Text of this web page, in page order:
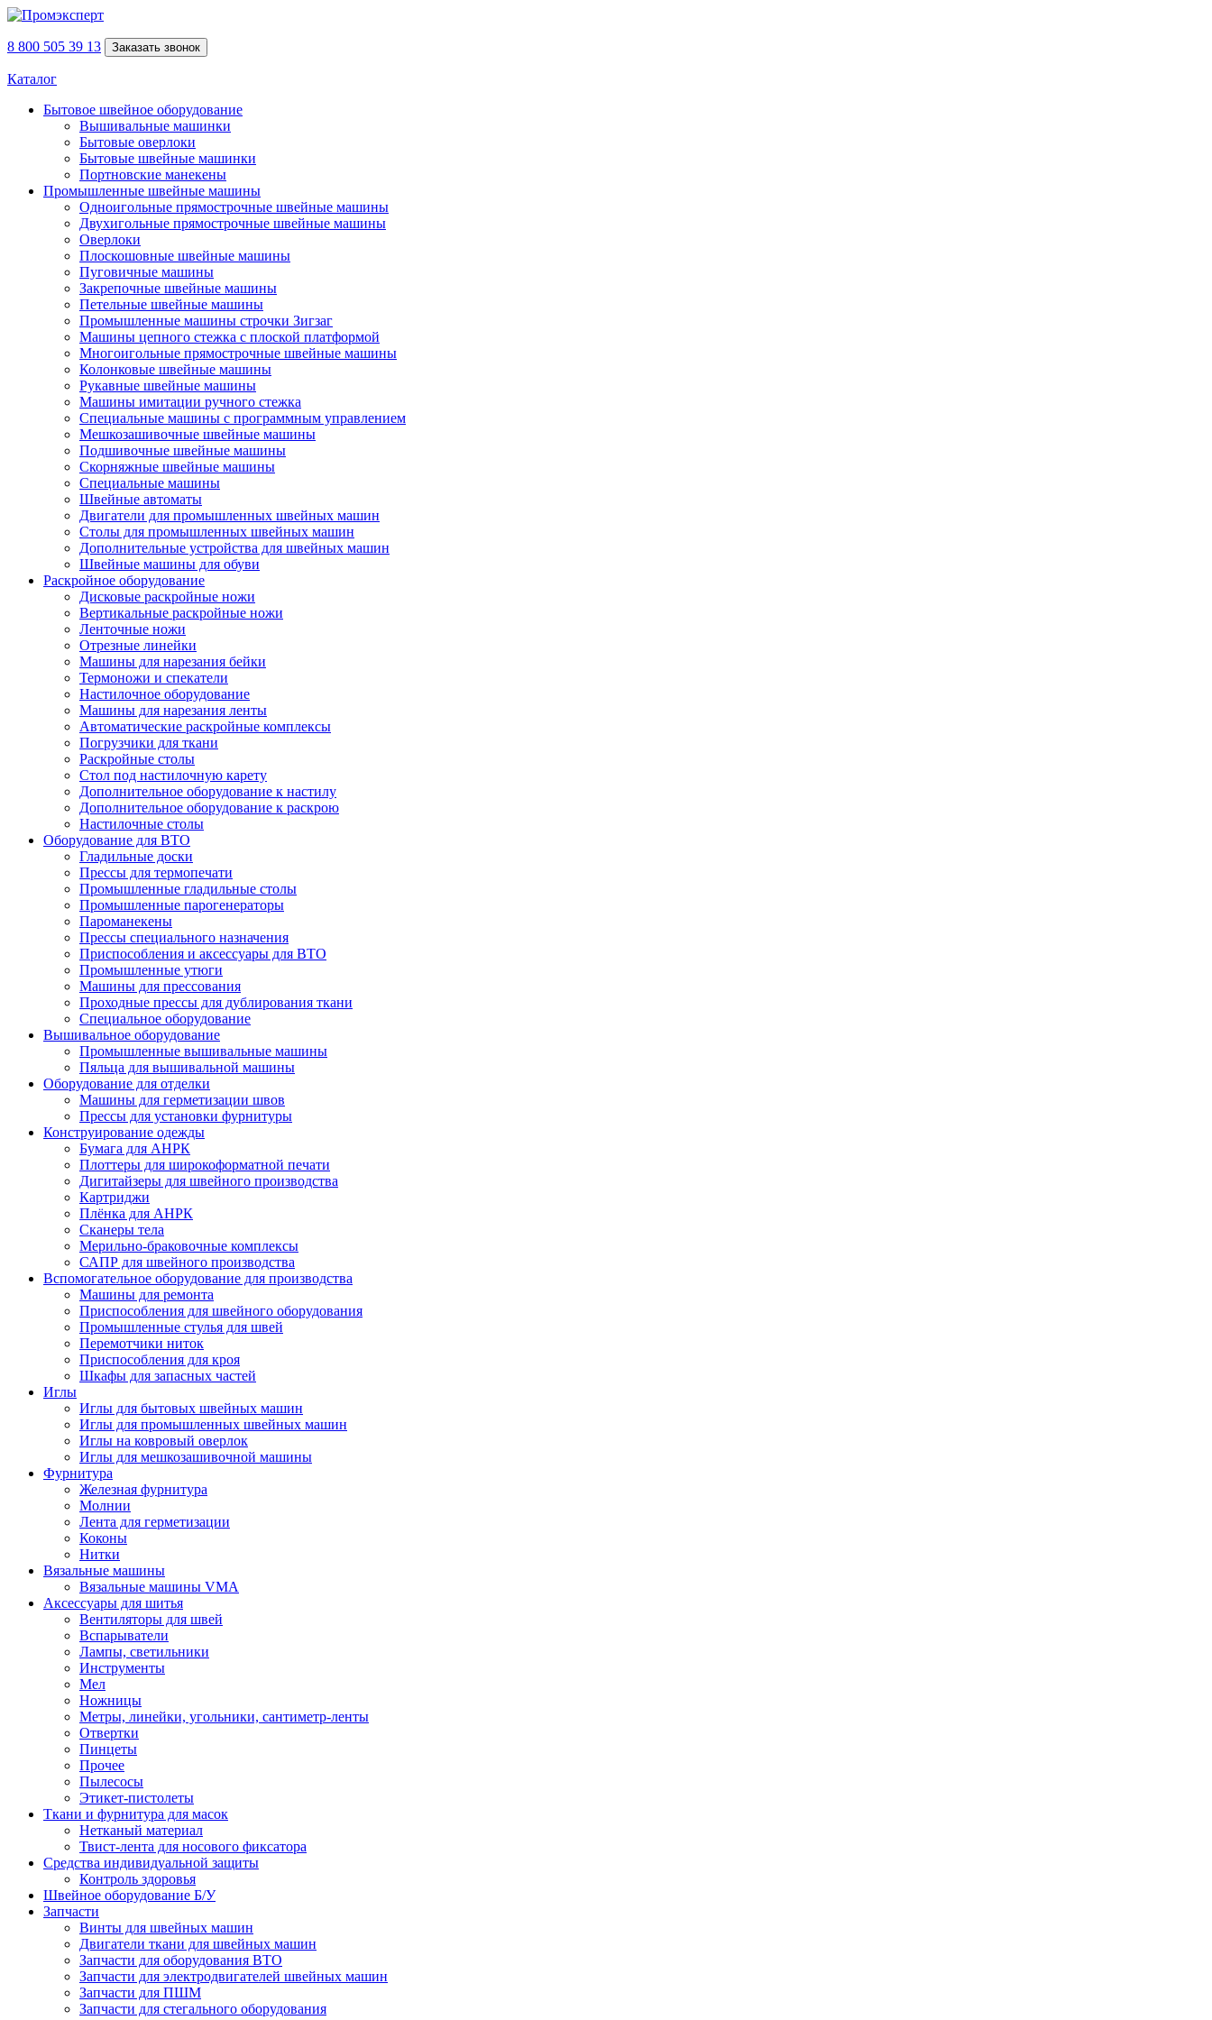
8 800 505 39 13 Заказать звонок
Каталог
Бытовое швейное оборудование
Вышивальные машинки
Бытовые оверлоки
Бытовые швейные машинки
Портновские манекены
Промышленные швейные машины
Одноигольные прямострочные швейные машины
Двухигольные прямострочные швейные машины
Оверлоки
Плоскошовные швейные машины
Пуговичные машины
Закрепочные швейные машины
Петельные швейные машины
Промышленные машины строчки Зигзаг
Машины цепного стежка с плоской платформой
Многоигольные прямострочные швейные машины
Колонковые швейные машины
Рукавные швейные машины
Машины имитации ручного стежка
Специальные машины с программным управлением
Мешкозашивочные швейные машины
Подшивочные швейные машины
Скорняжные швейные машины
Специальные машины
Швейные автоматы
Двигатели для промышленных швейных машин
Столы для промышленных швейных машин
Дополнительные устройства для швейных машин
Швейные машины для обуви
Раскройное оборудование
Дисковые раскройные ножи
Вертикальные раскройные ножи
Ленточные ножи
Отрезные линейки
Машины для нарезания бейки
Термоножи и спекатели
Настилочное оборудование
Машины для нарезания ленты
Автоматические раскройные комплексы
Погрузчики для ткани
Раскройные столы
Стол под настилочную карету
Дополнительное оборудование к настилу
Дополнительное оборудование к раскрою
Настилочные столы
Оборудование для ВТО
Гладильные доски
Прессы для термопечати
Промышленные гладильные столы
Промышленные парогенераторы
Пароманекены
Прессы специального назначения
Приспособления и аксессуары для ВТО
Промышленные утюги
Машины для прессования
Проходные прессы для дублирования ткани
Специальное оборудование
Вышивальное оборудование
Промышленные вышивальные машины
Пяльца для вышивальной машины
Оборудование для отделки
Машины для герметизации швов
Прессы для установки фурнитуры
Конструирование одежды
Бумага для АНРК
Плоттеры для широкоформатной печати
Дигитайзеры для швейного производства
Картриджи
Плёнка для АНРК
Сканеры тела
Мерильно-браковочные комплексы
САПР для швейного производства
Вспомогательное оборудование для производства
Машины для ремонта
Приспособления для швейного оборудования
Промышленные стулья для швей
Перемотчики ниток
Приспособления для кроя
Шкафы для запасных частей
Иглы
Иглы для бытовых швейных машин
Иглы для промышленных швейных машин
Иглы на ковровый оверлок
Иглы для мешкозашивочной машины
Фурнитура
Железная фурнитура
Молнии
Лента для герметизации
Коконы
Нитки
Вязальные машины
Вязальные машины VMA
Аксессуары для шитья
Вентиляторы для швей
Вспарыватели
Лампы, светильники
Инструменты
Мел
Ножницы
Метры, линейки, угольники, сантиметр-ленты
Отвертки
Пинцеты
Прочее
Пылесосы
Этикет-пистолеты
Ткани и фурнитура для масок
Нетканый материал
Твист-лента для носового фиксатора
Средства индивидуальной защиты
Контроль здоровья
Швейное оборудование Б/У
Запчасти
Винты для швейных машин
Двигатели ткани для швейных машин
Запчасти для оборудования ВТО
Запчасти для электродвигателей швейных машин
Запчасти для ПШМ
Запчасти для стегального оборудования